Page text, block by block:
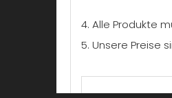
4. Alle Produkte
5. Unsere Preise